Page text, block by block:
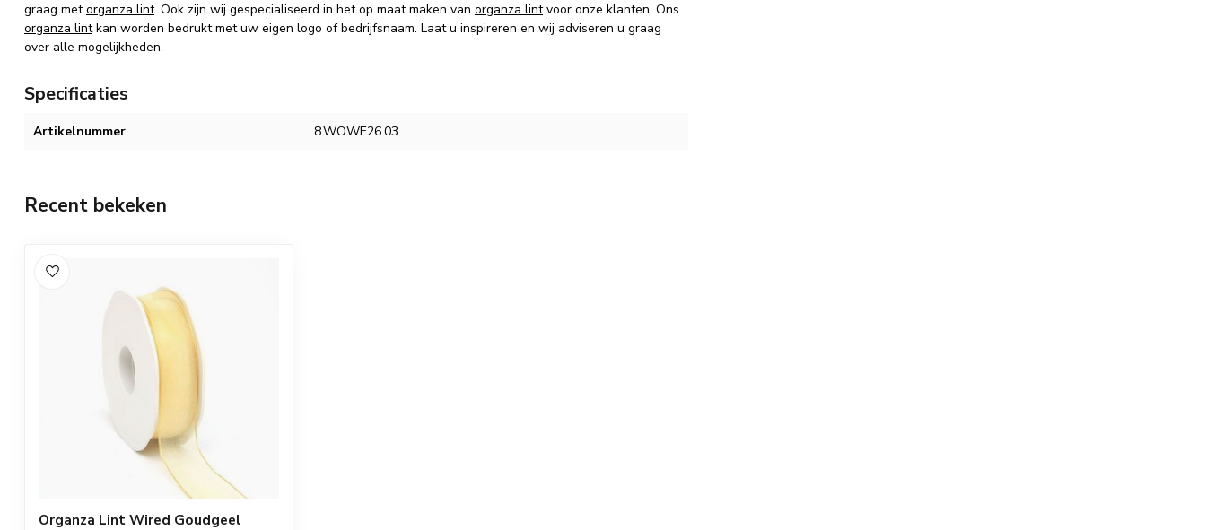
graag metorganza lint. Ook zijn wij gespecialiseerd in het op maat maken van organza lintvoor onze klanten. Ons
organza lintkan worden bedrukt met uw eigen logo of bedrijfsnaam. Laat u inspireren en wij adviseren u graag
over alle mogelijkheden.
Specificaties
Artikelnummer 8.WOWE26.03
Recent bekeken
Organza Lint Wired Goudgeel